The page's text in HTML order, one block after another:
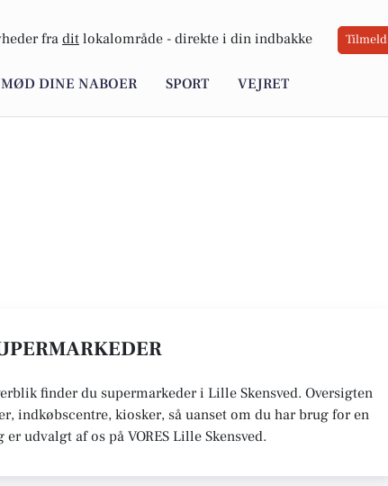
fra dit lokalområde - direkte i din indbakke Tilmeld
MØD DINE NABOER SPORT VEJRET
finder du supermarkeder i Lille Skensved. Oversigten
indkøbscentre, kiosker, så uanset om du har brug for en
udvalgt af os på VORES Lille Skensved.